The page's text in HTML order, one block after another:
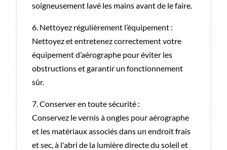
soigneusement lavé les mains avant de le faire.
6. Nettoyez régulièrement l’équipement :
Nettoyez et entretenez correctement votre
équipement d’aérographe pour éviter les
obstructions et garantir un fonctionnement
sûr.
7. Conserver en toute sécurité :
Conservez le vernis à ongles pour aérographe
et les matériaux associés dans un endroit frais
et sec, à l'abri de la lumière directe du soleil et